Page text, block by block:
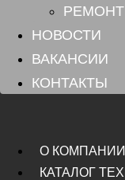
РЕМОНТ
НОВОСТИ
ВАКАНСИИ
КОНТАКТЫ
О КОМПАНИИ
КАТАЛОГ